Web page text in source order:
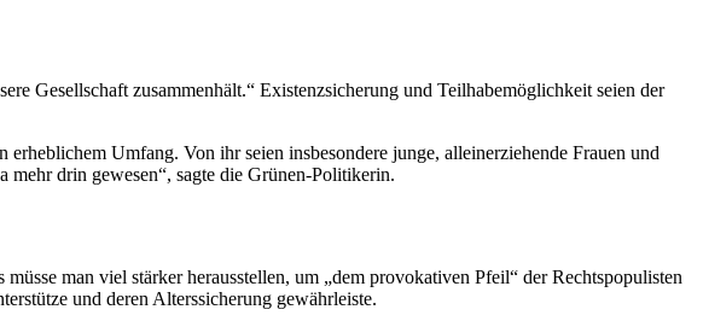
Gesellschaft zusammenhält.“ Existenzsicherung und Teilhabemöglichkeit seien der
Umfang. Von ihr seien insbesondere junge, alleinerziehende Frauen und
mehr drin gewesen“, sagte die Grünen-Politikerin.
müsse man viel stärker herausstellen, um „dem provokativen Pfeil“ der Rechtspopulisten
und deren Alterssicherung gewährleiste.